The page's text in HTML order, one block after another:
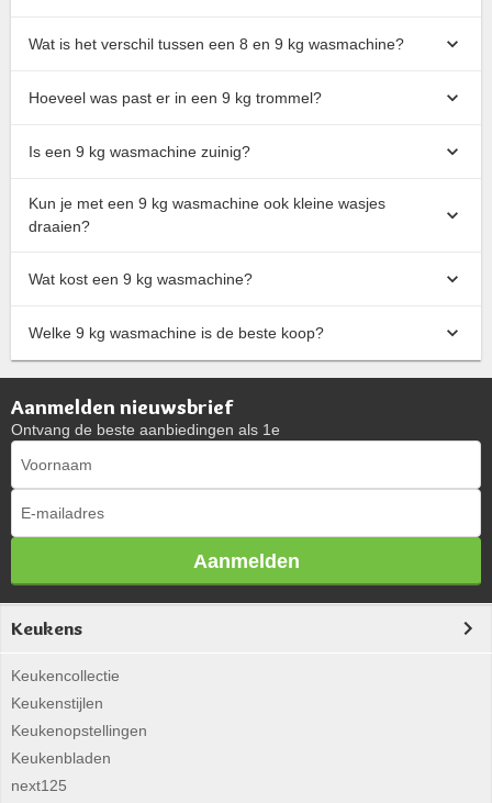
Wat is het verschil tussen een 8 en 9 kg wasmachine?
Hoeveel was past er in een 9 kg trommel?
Is een 9 kg wasmachine zuinig?
Kun je met een 9 kg wasmachine ook kleine wasjes
draaien?
Wat kost een 9 kg wasmachine?
Welke 9 kg wasmachine is de beste koop?
Aanmelden nieuwsbrief
Ontvang de beste aanbiedingen als 1e
Aanmelden
Keukens
Keukencollectie
Keukenstijlen
Keukenopstellingen
Keukenbladen
next125